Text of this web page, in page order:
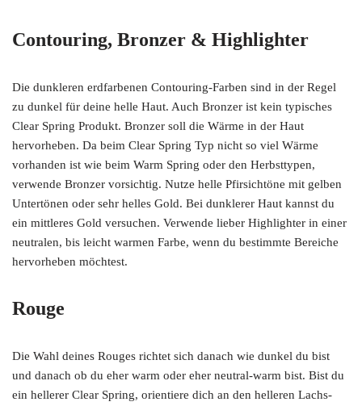
Contouring, Bronzer & Highlighter
Die dunkleren erdfarbenen Contouring-Farben sind in der Regel
zu dunkel für deine helle Haut. Auch Bronzer ist kein typisches
Clear Spring Produkt. Bronzer soll die Wärme in der Haut
hervorheben. Da beim Clear Spring Typ nicht so viel Wärme
vorhanden ist wie beim Warm Spring oder den Herbsttypen,
verwende Bronzer vorsichtig. Nutze helle Pfirsichtöne mit gelben
Untertönen oder sehr helles Gold. Bei dunklerer Haut kannst du
ein mittleres Gold versuchen. Verwende lieber Highlighter in einer
neutralen, bis leicht warmen Farbe, wenn du bestimmte Bereiche
hervorheben möchtest.
Rouge
Die Wahl deines Rouges richtet sich danach wie dunkel du bist
und danach ob du eher warm oder eher neutral-warm bist. Bist du
ein hellerer Clear Spring, orientiere dich an den helleren Lachs-